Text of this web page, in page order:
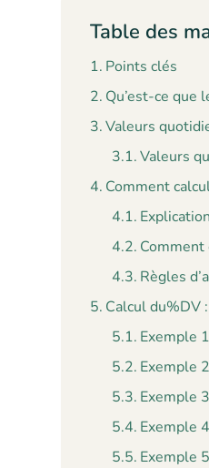
Table des
Points clés
Qu’est-ce que
Valeurs
Valeurs
Comment
Comment
Règles
Calcul du%DV
Exemple
Exemple
Exemple
Exemple
Exemple